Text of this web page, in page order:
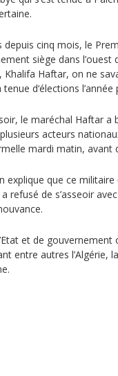
cinq mois, le
siège dans l’ouest
Khalifa Haftar, on ne
d‘élections l’année
le maréchal Haftar
acteurs
mardi matin, avant
explique que ce militaire
refusé de s’asseoir
et de
entre autres l’Algérie,